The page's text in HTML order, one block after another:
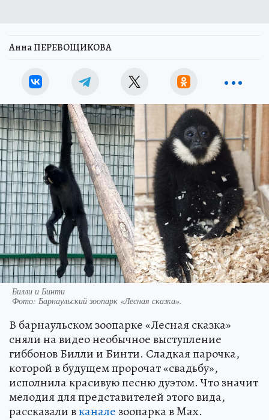
Анна ПЕРЕВОЩИКОВА
Билли и Бинти
Фото: Барнаульский зоопарк «Лесная сказка».
В барнаульском зоопарке «Лесная сказка»
сняли на видео необычное выступление
гиббонов Билли и Бинти. Сладкая парочка,
которой в будущем пророчат «свадьбу»,
исполнила красивую песню дуэтом. Что значит
мелодия для представителей этого вида,
рассказали вканале зоопарка в Max.